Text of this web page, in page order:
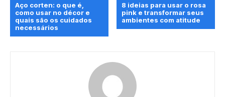
Aço corten: o que é,
como usar no décor e
quais são os cuidados
necessários
8 ideias para usar o rosa
pink e transformar seus
ambientes com atitude